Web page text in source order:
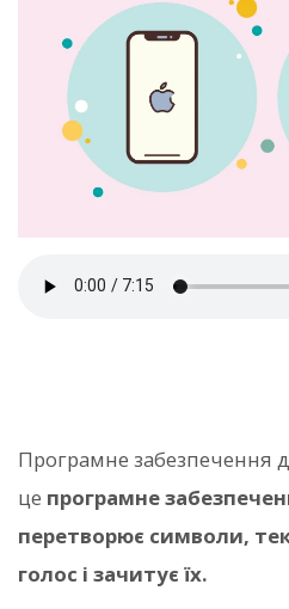
Програмне забезпечення
це програмне
перетворює символи,
голос і зачитує їх.